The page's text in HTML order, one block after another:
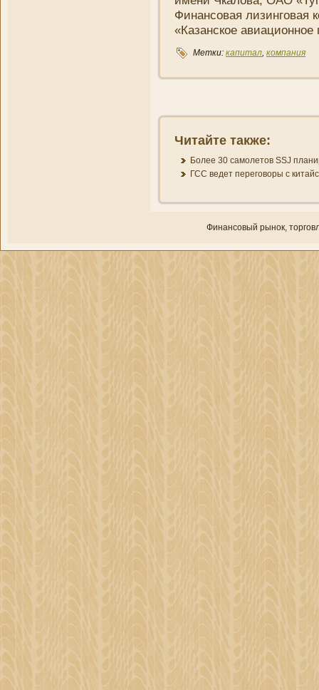
Финансовая лизинговая
«Казанское
Метки: капитал, компани­я
Читайте также:
Более 30 самолетов SSJ
ГСС ведет переговоры с
Финансовый рынок,